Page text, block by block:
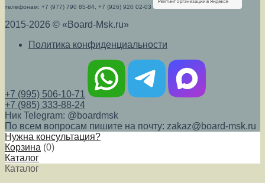
телефонам: +7 (977) 790 85-84, +7 (926) 920 02-03
2015-2026 © «Board-Msk.ru»
Политика конфиденциальности
+7 (995) 506-10-71
+7 (985) 333-88-24
Ник Telegram: @boardmsk
По всем вопросам пишите на почту: zakaz@board-msk.ru
Нужна консультация?
Корзина (0)
Каталог
Каталог